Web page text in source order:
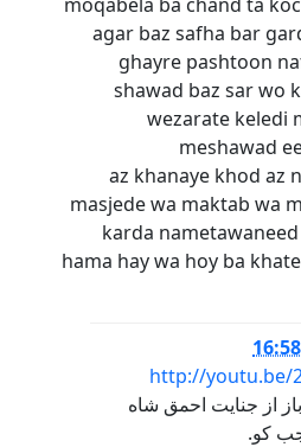
agar baz safha bar
ghayre pashtoon
shawad baz sar wo
wezarate keledi
meshawad
az khanaye khod az
masjede wa maktab wa
karda
hama hay wa hoy ba
http://youtu.be/
از جنایت احمق شاه
کو.